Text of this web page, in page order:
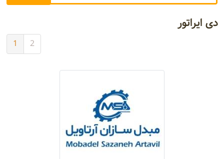
دی ایراتور
1 2